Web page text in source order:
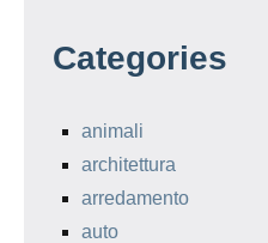
Categories
animali
architettura
arredamento
auto